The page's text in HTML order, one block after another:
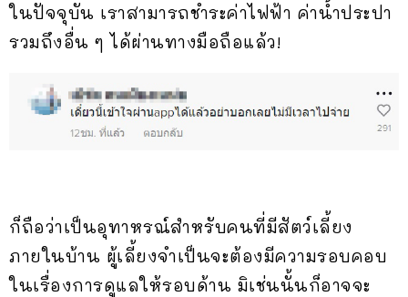
ในปัจจุบัน เราสามารถชำระค่าไฟฟ้า ค่าน้ำประปา
รวมถึงอื่น ๆ ได้ผ่านทางมือถือแล้ว!
ก็ถือว่าเป็นอุทาหรณ์สำหรับคนที่มีสัตว์เลี้ยง
ภายในบ้าน ผู้เลี้ยงจำเป็นจะต้องมีความรอบคอบ
ในเรื่องการดูแลให้รอบด้าน มิเช่นนั้นก็อาจจะ